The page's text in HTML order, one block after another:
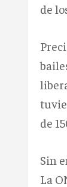
de
de
Sin
La